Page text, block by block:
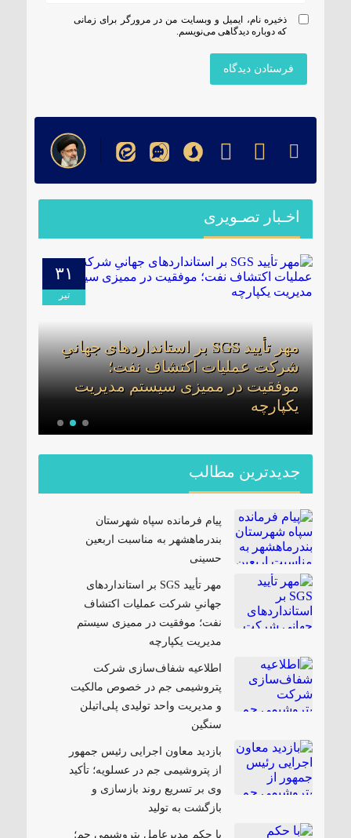
ذخیره نام، ایمیل و وبسایت من در مرورگر برای زمانی
که دوباره دیدگاهی می‌نویسم.
اخـبار تصـویری
۳۱
تیر
مهر تأیید SGS بر استانداردهای جهانیِ
شرکت عملیات اکتشاف نفت؛
موفقیت در ممیزی سیستم مدیریت
یکپارچه
جدیدترین مطالب
پیام فرمانده سپاه شهرستان
بندرماهشهر به مناسبت اربعین
حسینی
مهر تأیید SGS بر استانداردهای
جهانیِ شرکت عملیات اکتشاف
نفت؛ موفقیت در ممیزی سیستم
مدیریت یکپارچه
اطلاعیه شفاف‌سازی شرکت
پتروشیمی جم در خصوص مالکیت
و مدیریت واحد تولیدی پلی‌اتیلن
سنگین
بازدید معاون اجرایی رئیس جمهور
از پتروشیمی جم در عسلویه؛ تأکید
وی بر تسریع روند بازسازی و
بازگشت به تولید
با حکم مدیرعامل پتروشیمی جم؛